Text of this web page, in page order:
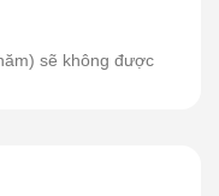
sẽ không được